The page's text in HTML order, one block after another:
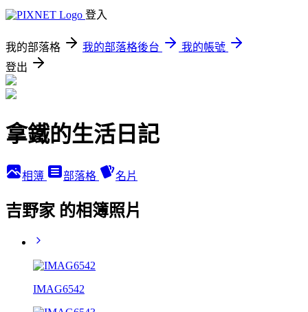
登入
我的部落格 我的部落格後台
我的帳號
登出
拿鐵的生活日記
相簿 部落格 名片
吉野家 的相簿照片
IMAG6542